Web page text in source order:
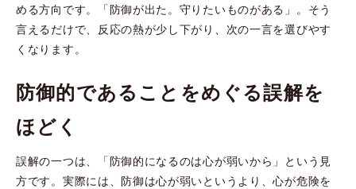
める方向です。「防御が出た。守りたいものがある」。そう
言えるだけで、反応の熱が少し下がり、次の一言を選びやす
くなります。
防御的であることをめぐる誤解を
ほどく
誤解の一つは、「防御的になるのは心が弱いから」という見
方です。実際には、防御は心が弱いというより、心が危険を